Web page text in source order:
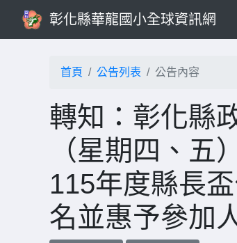
彰化縣華龍國小全球資訊網
首頁 公告列表 公告內容
轉知：彰化縣
（星期四、五
115年度縣長
名並惠予參加